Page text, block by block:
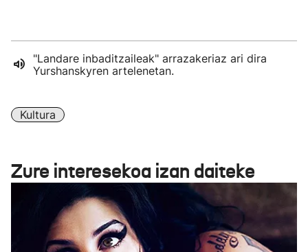
"Landare inbaditzaileak" arrazakeriaz ari dira
Yurshanskyren artelenetan.
Kultura
Zure interesekoa izan daiteke